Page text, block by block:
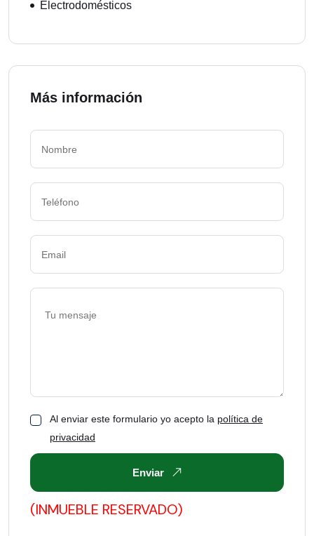
Electrodomésticos
Más información
Al enviar este formulario yo acepto la política de
privacidad
Enviar
(INMUEBLE RESERVADO)